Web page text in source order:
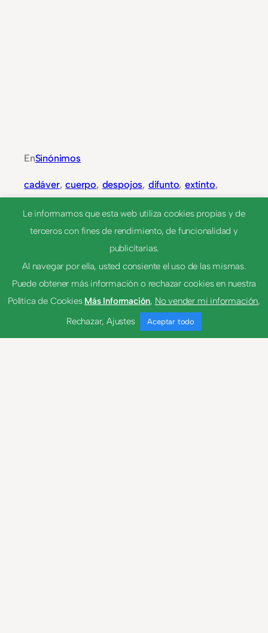
EnSinónimos
cadáver, cuerpo, despojos, difunto, extinto
fallecido, finado, Muerto, Restos, Sinom
NEXT
cadalso
Le informamos que esta web utiliza cookies propias y de
terceros con fines de rendimiento, de funcionalidad y
publicitarias.
Al navegar por ella, usted consiente el uso de las mismas.
Puede obtener más información o rechazar cookies en nuestra
Política de Cookies Más Información, No vender mi información,
Rechazar, Ajustes Aceptar todo